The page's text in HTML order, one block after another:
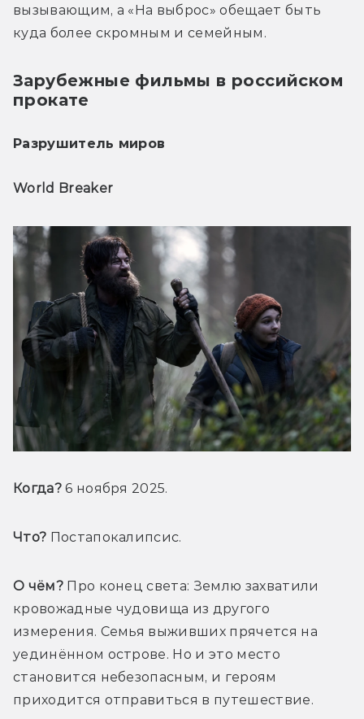
вызывающим, а «На выброс» обещает быть
куда более скромным и семейным.
Зарубежные фильмы в российском
прокате
Разрушитель миров
World Breaker
Когда? 6 ноября 2025.
Что? Постапокалипсис.
О чём? Про конец света: Землю захватили
кровожадные чудовища из другого
измерения. Семья выживших прячется на
уединённом острове. Но и это место
становится небезопасным, и героям
приходится отправиться в путешествие.